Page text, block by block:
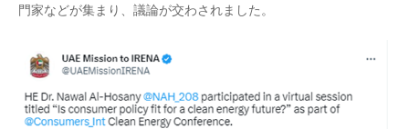
門家などが集まり、議論が交わされました。